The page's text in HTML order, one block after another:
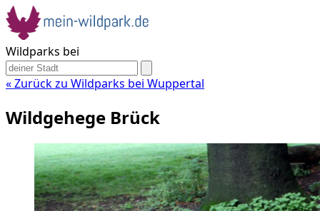
Wildparks bei
« Zurück zu Wildparks bei Wuppertal
Wildgehege Brück